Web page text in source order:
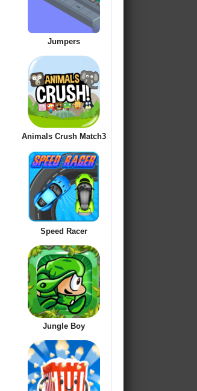
Jumpers
Animals Crush Match3
Speed Racer
Jungle Boy